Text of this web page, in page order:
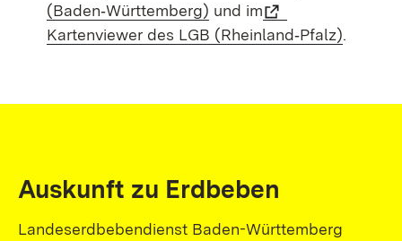
(Baden‑Württemberg) und im
Kartenviewer des LGB (Rheinland‑Pfalz).
Auskunft zu Erdbeben
Landeserdbebendienst Baden-Württemberg